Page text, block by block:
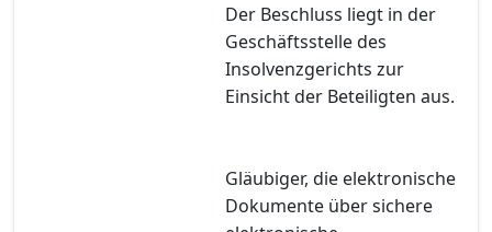
Der Beschluss liegt in der
Geschäftsstelle des
Insolvenzgerichts zur
Einsicht der Beteiligten aus.
Gläubiger, die elektronische
Dokumente über sichere